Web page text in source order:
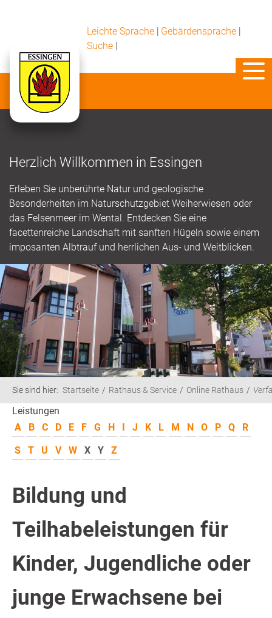
Leichte Sprache | Gebärdensprache |
Suche |
Herzlich Willkommen in Essingen
Erleben Sie unberührte Natur und geologische
Besonderheiten im Naturschutzgebiet Weiherwiesen oder
das Felsenmeer im Wental. Entdecken Sie eine
facettenreiche Landschaft mit sanften Hügeln sowie einem
imposanten Albtrauf und herrlichen Aus- und Weitblicken.
Sie sind hier: Startseite Rathaus & Service Online Rathaus
Leistungen
A
B C D E F G H I J K L M N O P Q
R
S
T U V W X Y Z
Bildung und
Teilhabeleistungen für
Kinder, Jugendliche oder
junge Erwachsene bei